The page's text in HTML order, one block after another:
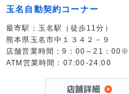
玉名自動契約コーナー
最寄駅：玉名駅（徒歩11分）
熊本県玉名市中１３４２－９
店舗営業時間：9：00～21：00※
ATM営業時間：07:00-24:00